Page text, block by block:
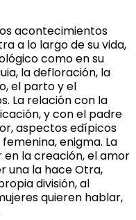
acontecimientos
a lo largo de su vida,
como en su
la defloración, la
el parto y el
La relación con la
y con el padre
aspectos edípicos
enigma. La
la creación, el amor
una la hace Otra,
división, al
quieren hablar,